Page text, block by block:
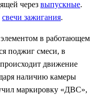
через выпускные.
свечи зажигания.
в работающем
поджиг смеси, в
происходит движение
наличию камеры
маркировку «ДВС»,